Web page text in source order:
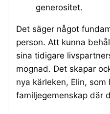
generositet.
Det säger något
person. Att kunna
sina tidigare
mognad. Det skapar
nya kärleken, Elin, som
familjegemenskap där